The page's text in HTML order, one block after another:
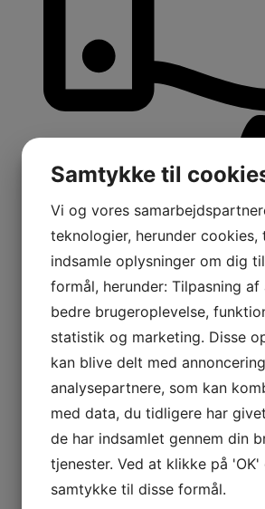
Shares:
Samtykke til
Vi og vores
teknologier, herunder cookies,
indsamle oplysninger om dig
formål, herunder: Tilpasning af
bedre brugeroplevelse,
statistik og marketing. Disse
kan blive delt med
analysepartnere, som kan
med data, du tidligere har
de har indsamlet gennem din
tjenester. Ved at klikke på 'OK'
samtykke til disse formål.